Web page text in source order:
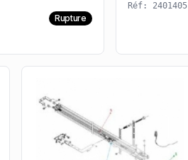
Rupture
Réf: 2401405